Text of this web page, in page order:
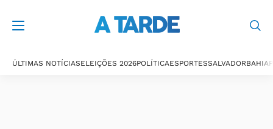
ÚLTIMAS NOTÍCIASELEIÇÕES 2026POLÍTICAESPORTESSALVADORBAHIA